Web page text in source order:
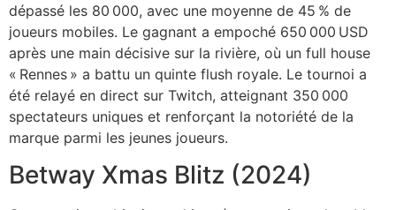
dépassé les 80 000, avec une moyenne de 45 % de
joueurs mobiles. Le gagnant a empoché 650 000 USD
après une main décisive sur la rivière, où un full house
« Rennes » a battu un quinte flush royale. Le tournoi a
été relayé en direct sur Twitch, atteignant 350 000
spectateurs uniques et renforçant la notoriété de la
marque parmi les jeunes joueurs.
Betway Xmas Blitz (2024)